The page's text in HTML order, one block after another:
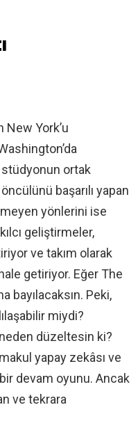
York’u
stüdyonun ortak
başarılı yapan
yönlerini ise
geliştirmeler,
ve takım olarak
getiriyor. Eğer The
bayılacaksın. Peki,
miydi?
düzeltesin ki?
yapay zekâsı ve
devam oyunu. Ancak
ve tekrara